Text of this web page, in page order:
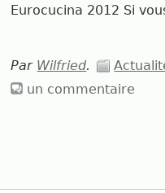
Eurocucina 2012 Si
Par Wilfried.
un commentaire